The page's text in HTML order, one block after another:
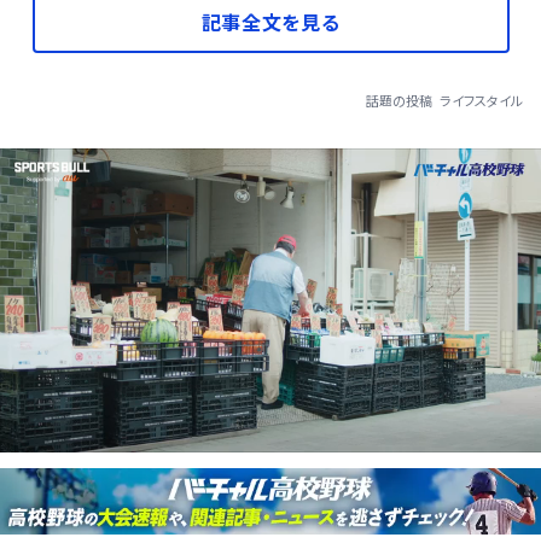
記事全文を見る
話題の投稿 ライフスタイル